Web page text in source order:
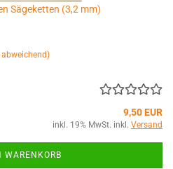
Sägeketten (3,2 mm)
9,50 EUR
inkl. 19% MwSt. inkl. Versand
WARENKORB